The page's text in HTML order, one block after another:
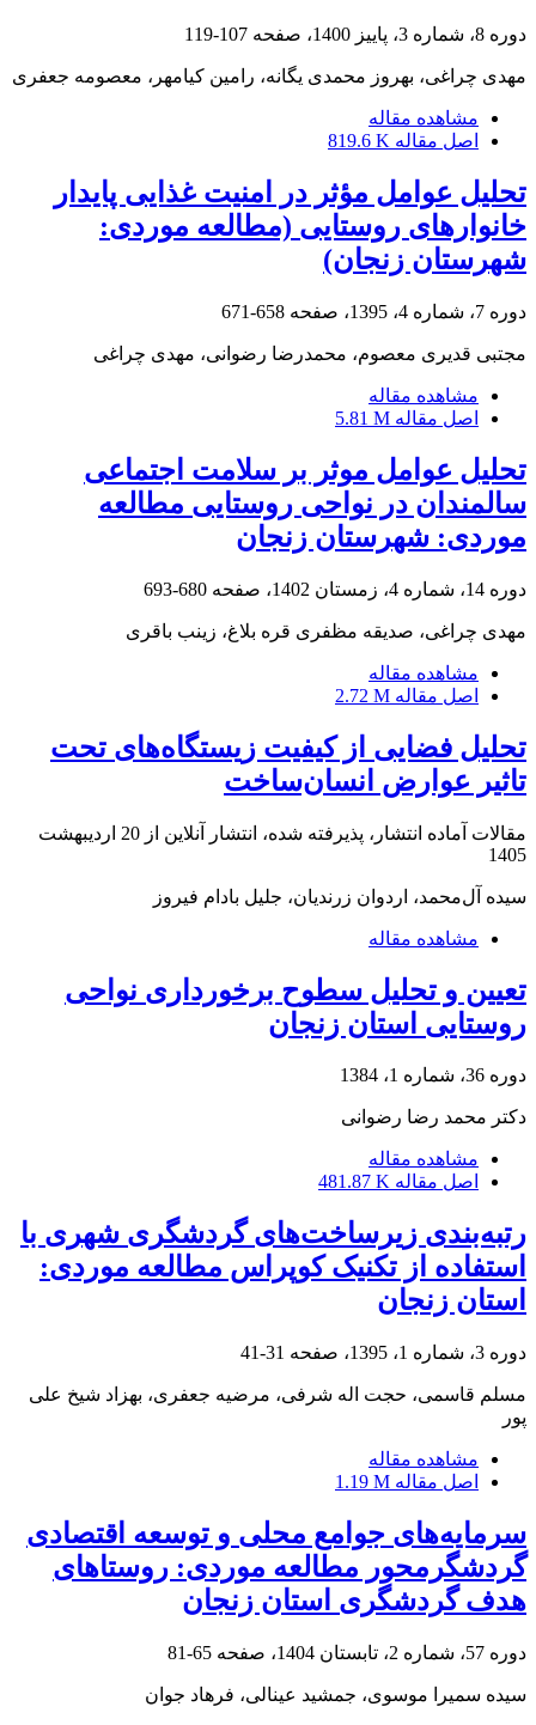
دوره 8، شماره 3، پاییز 1400، صفحه 107-119
مهدی چراغی، بهروز محمدی یگانه، رامین کیامهر، معصومه جعفری
مشاهده مقاله
اصل مقاله 819.6 K
تحلیل عوامل مؤثر در امنیت غذایی پایدار
خانوارهای روستایی (مطالعه موردی:
شهرستان زنجان)
دوره 7، شماره 4، 1395، صفحه 658-671
مجتبی قدیری معصوم، محمدرضا رضوانی، مهدی چراغی
مشاهده مقاله
اصل مقاله 5.81 M
تحلیل عوامل موثر بر سلامت اجتماعی
سالمندان در نواحی روستایی مطالعه
موردی: شهرستان زنجان
دوره 14، شماره 4، زمستان 1402، صفحه 680-693
مهدی چراغی، صدیقه مظفری قره بلاغ، زینب باقری
مشاهده مقاله
اصل مقاله 2.72 M
تحلیل فضایی از کیفیت زیستگاه‌های تحت
تاثیر عوارض انسان‌ساخت
مقالات آماده انتشار، پذیرفته شده، انتشار آنلاین از
20 اردیبهشت
1405
سیده آل‌محمد، اردوان زرندیان، جلیل بادام فیروز
مشاهده مقاله
تعیین و تحلیل سطوح برخورداری نواحی
روستایی استان زنجان
دوره 36، شماره 1، 1384
دکتر محمد رضا رضوانی
مشاهده مقاله
اصل مقاله 481.87 K
رتبه‌بندی زیرساخت‌های گردشگری شهری با
استفاده از تکنیک کوپراس مطالعه موردی:
استان زنجان
دوره 3، شماره 1، 1395، صفحه 31-41
مسلم قاسمی، حجت اله شرفی، مرضیه جعفری، بهزاد شیخ علی
پور
مشاهده مقاله
اصل مقاله 1.19 M
سرمایه‌های جوامع محلی و توسعه اقتصادی
گردشگرمحور مطالعه موردی: روستاهای
هدف گردشگری استان زنجان
دوره 57، شماره 2، تابستان 1404، صفحه 65-81
سیده سمیرا موسوی، جمشید عینالی، فرهاد جوان